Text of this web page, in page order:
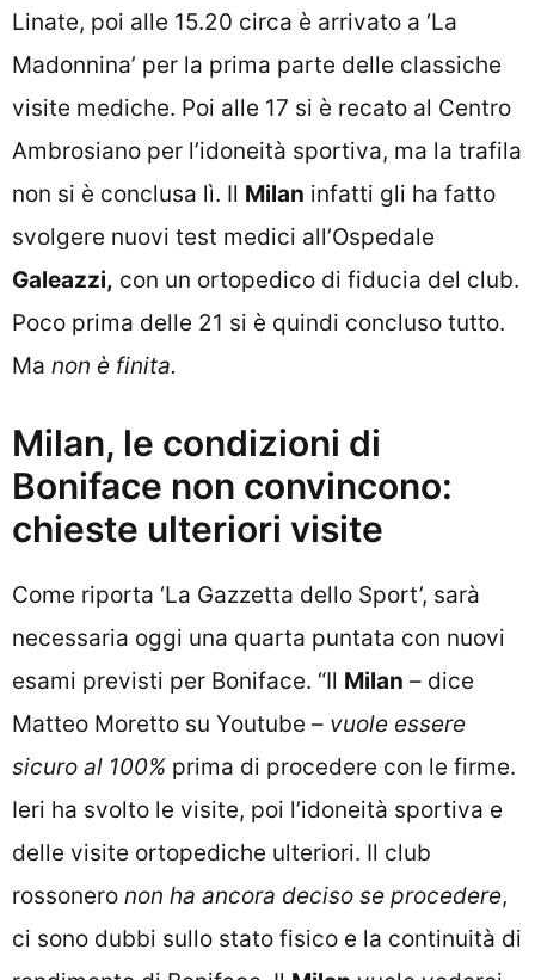
Linate, poi alle 15.20 circa è arrivato a ‘La
Madonnina’ per la prima parte delle classiche
visite mediche. Poi alle 17 si è recato al Centro
Ambrosiano per l’idoneità sportiva, ma la trafila
non si è conclusa lì. Il Milan infatti gli ha fatto
svolgere nuovi test medici all’Ospedale
Galeazzi, con un ortopedico di fiducia del club.
Poco prima delle 21 si è quindi concluso tutto.
Ma non è finita.
Milan, le condizioni di
Boniface non convincono:
chieste ulteriori visite
Come riporta ‘La Gazzetta dello Sport’, sarà
necessaria oggi una quarta puntata con nuovi
esami previsti per Boniface. “Il Milan – dice
Matteo Moretto su Youtube – vuole essere
sicuro al 100% prima di procedere con le firme.
Ieri ha svolto le visite, poi l’idoneità sportiva e
delle visite ortopediche ulteriori. Il club
rossonero non ha ancora deciso se procedere,
ci sono dubbi sullo stato fisico e la continuità di